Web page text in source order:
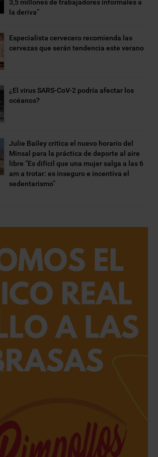
3,5 millones de trabajadores informales a
la deriva”
Especialista cervecero recomienda las
cervezas que serán tendencia este verano
¿El virus SARS-CoV-2 podría afectar los
océanos?
Julie Bailey critica el nuevo horario del
Minsal para la práctica de deporte al aire
libre “Es difícil que una mujer salga a las 6
am a trotar: es inseguro e incentiva el
sedentarismo”